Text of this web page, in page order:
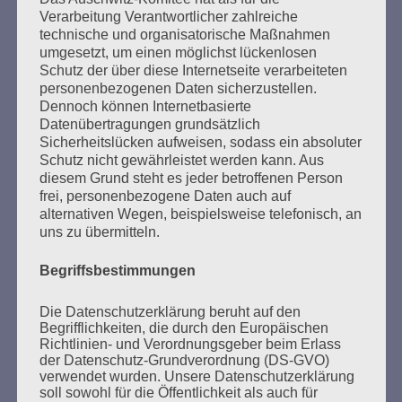
Ich kann mir nichts Schlimmeres vorstellen, als dass
die Erfahrung meiner Generation in Vergessenheit
gerät. Dann wären alle Opfer des Faschismus und
des Krieges, alles, was wir erlitten haben, umsonst
gewesen. Aber ihr seid da. Wir bauen auf euch. Ich
vertraue euch, liebe Freundinnen und Freunde! Eine
bessere Welt ist möglich.
Esther Bejarano - 6. September 2019
NACH:
Verarbeitung Verantwortlicher zahlreiche
technische und organisatorische Maßnahmen
umgesetzt, um einen möglichst lückenlosen
Schutz der über diese Internetseite verarbeiteten
personenbezogenen Daten sicherzustellen.
Dennoch können Internetbasierte
Datenübertragungen grundsätzlich
Sicherheitslücken aufweisen, sodass ein absoluter
Schutz nicht gewährleistet werden kann. Aus
diesem Grund steht es jeder betroffenen Person
frei, personenbezogene Daten auch auf
alternativen Wegen, beispielsweise telefonisch, an
uns zu übermitteln.
Begriffsbestimmungen
Die Datenschutzerklärung beruht auf den
Begrifflichkeiten, die durch den Europäischen
Richtlinien- und Verordnungsgeber beim Erlass
der Datenschutz-Grundverordnung (DS-GVO)
verwendet wurden. Unsere Datenschutzerklärung
soll sowohl für die Öffentlichkeit als auch für